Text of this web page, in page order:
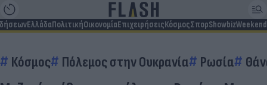
ΕλλάδαΠολιτικήΟικονομίαΕπιχειρήσειςΚόσμοςΣπορShowbizWeekend
Κόσμος Πόλεμος στην Ουκρανία Ρωσία